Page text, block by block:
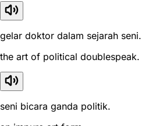
gelar doktor dalam sejarah seni.
the art of political doublespeak.
seni bicara ganda politik.